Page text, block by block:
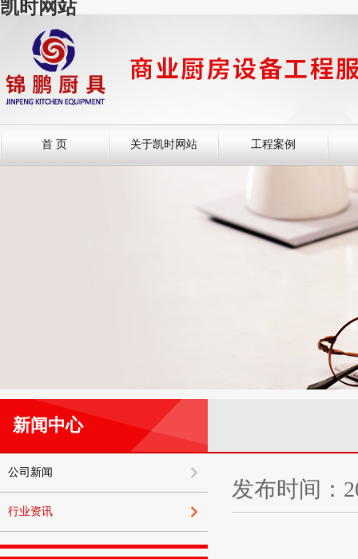
凯时网站
首 页 关于凯时网站 工程案例
新闻中心
公司新闻
行业资讯
发布时间